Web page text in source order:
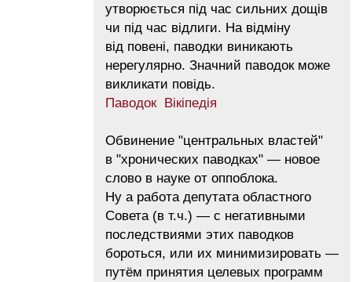
утворюється під час сильних дощів
чи під час відлиги. На відміну
від повені, паводки виникають
нерегулярно. Значний паводок може
викликати повідь.
Паводок Вікіпедія
Обвинение "центральных властей"
в "хронических паводках" — новое
слово в науке от оппоблока.
Ну а работа депутата областного
Совета (в т.ч.) — с негативными
последствиями этих паводков
бороться, или их минимизировать —
путём принятия целевых программ